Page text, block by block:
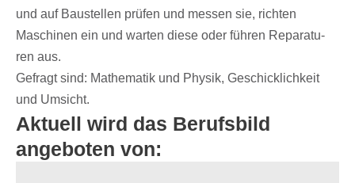
und auf Baustel­len prüfen und messen sie, rich­ten
Maschi­nen ein und warten diese oder führen Repa­ra­tu­
ren aus.
Gefragt sind: Mathe­ma­tik und Physik, Geschick­lich­keit
und Umsicht.
Aktuell wird das Berufsbild
angeboten von: